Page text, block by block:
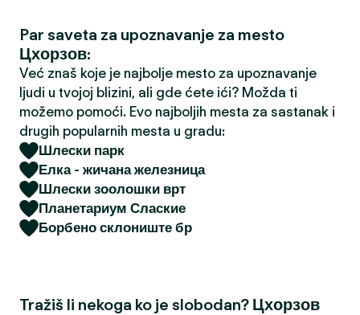
a
Par saveta za upoznavanje za mesto
Цхорзов:
Već znaš koje je najbolje mesto za upoznavanje
ljudi u tvojoj blizini, ali gde ćete ići? Možda ti
možemo pomoći. Evo najboljih mesta za sastanak i
drugih popularnih mesta u gradu:
Шлески парк
Елка - жичана железница
Шлески зоолошки врт
Планетариум Слаские
Борбено склониште бр
Tražiš li nekoga ko je slobodan? Цхорзов